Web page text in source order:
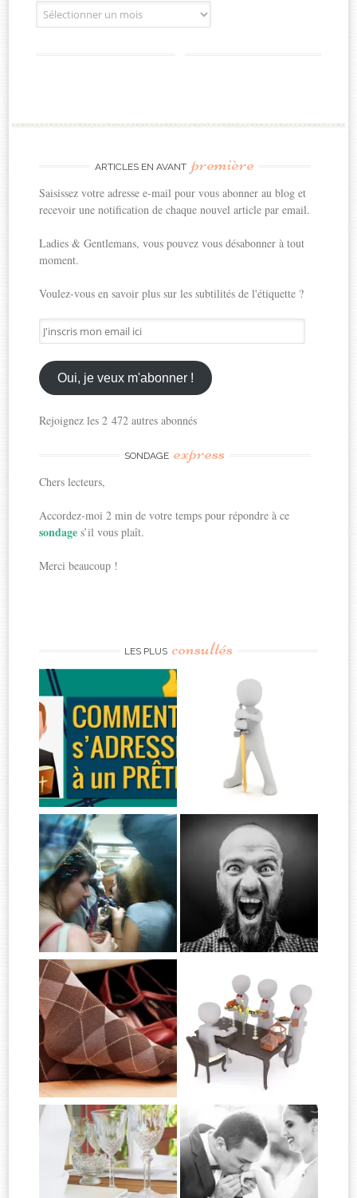
Archives
ARTICLES EN AVANT première
Saisissez votre adresse e-mail pour vous abonner au blog et
recevoir une notification de chaque nouvel article par email.
Ladies & Gentlemans, vous pouvez vous désabonner à tout
moment.
Voulez-vous en savoir plus sur les subtilités de l'étiquette ?
J'inscris
mon
email
ici
Oui, je veux m'abonner !
Rejoignez les 2 472 autres abonnés
SONDAGE express
Chers lecteurs,
Accordez-moi 2 min de votre temps pour répondre à ce
sondages’il vous plaît.
Merci beaucoup !
LES PLUS consultés